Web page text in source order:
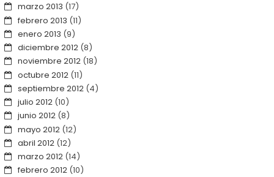
marzo 2013 (17)
febrero 2013 (11)
enero 2013 (9)
diciembre 2012(8)
noviembre 2012(18)
octubre 2012(11)
septiembre 2012(4)
julio 2012(10)
junio 2012(8)
mayo 2012(12)
abril 2012(12)
marzo 2012(14)
febrero 2012(10)